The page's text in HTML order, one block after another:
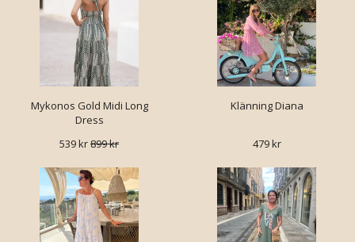
Mykonos Gold Midi Long
Dress
539 kr899 kr
Klänning Diana
479 kr